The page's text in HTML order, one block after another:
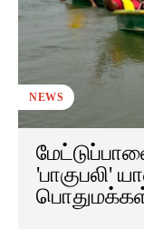
NEWS
'பாகுபலி'